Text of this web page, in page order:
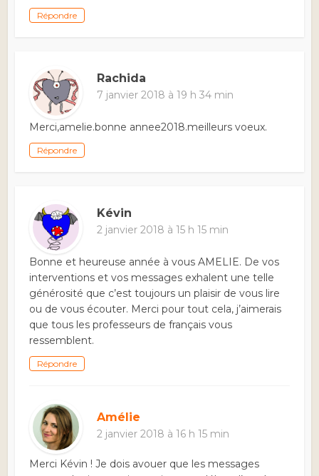
Répondre
Rachida
7 janvier 2018 à 19 h 34 min
Merci,amelie.bonne annee2018.meilleurs voeux.
Répondre
Kévin
2 janvier 2018 à 15 h 15 min
Bonne et heureuse année à vous AMELIE. De vos
interventions et vos messages exhalent une telle
générosité que c’est toujours un plaisir de vous lire
ou de vous écouter. Merci pour tout cela, j’aimerais
que tous les professeurs de français vous
ressemblent.
Répondre
Amélie
2 janvier 2018 à 16 h 15 min
Merci Kévin ! Je dois avouer que les messages